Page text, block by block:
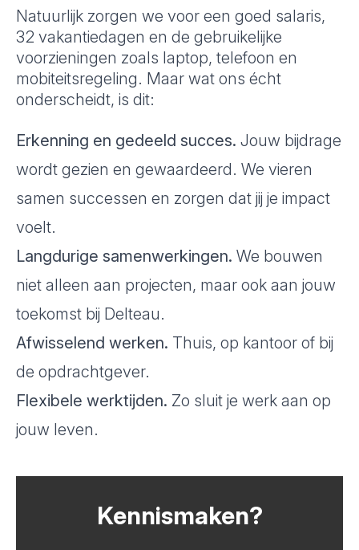
Natuurlijk zorgen we voor een goed salaris,
32 vakantiedagen en de gebruikelijke
voorzieningen zoals laptop, telefoon en
mobiteitsregeling. Maar wat ons écht
onderscheidt, is dit:
Erkenning en gedeeld succes. Jouw bijdrage
wordt gezien en gewaardeerd. We vieren
samen successen en zorgen dat jij je impact
voelt.
Langdurige samenwerkingen. We bouwen
niet alleen aan projecten, maar ook aan jouw
toekomst bij Delteau.
Afwisselend werken. Thuis, op kantoor of bij
de opdrachtgever.
Flexibele werktijden. Zo sluit je werk aan op
jouw leven.
Kennismaken?